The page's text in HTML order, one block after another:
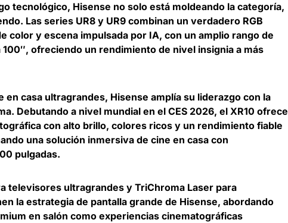
tecnológico, Hisense no solo está moldeando la categoría,
Las series UR8 y UR9 combinan un verdadero RGB
color y escena impulsada por IA, con un amplio rango de
100″, ofreciendo un rendimiento de nivel insignia a más
en casa ultragrandes, Hisense amplía su liderazgo con la
Debutando a nivel mundial en el CES 2026, el XR10 ofrece
con alto brillo, colores ricos y un rendimiento fiable
una solución inmersiva de cine en casa con
pulgadas.
televisores ultragrandes y TriChroma Laser para
la estrategia de pantalla grande de Hisense, abordando
en salón como experiencias cinematográficas